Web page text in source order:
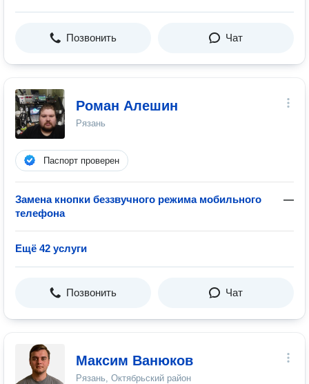
Позвонить Чат
Роман Алешин
Рязань
Паспорт проверен
Замена кнопки беззвучного режима мобильного
телефона
—
Ещё 42 услуги
Позвонить Чат
Максим Ванюков
Рязань, Октябрьский район